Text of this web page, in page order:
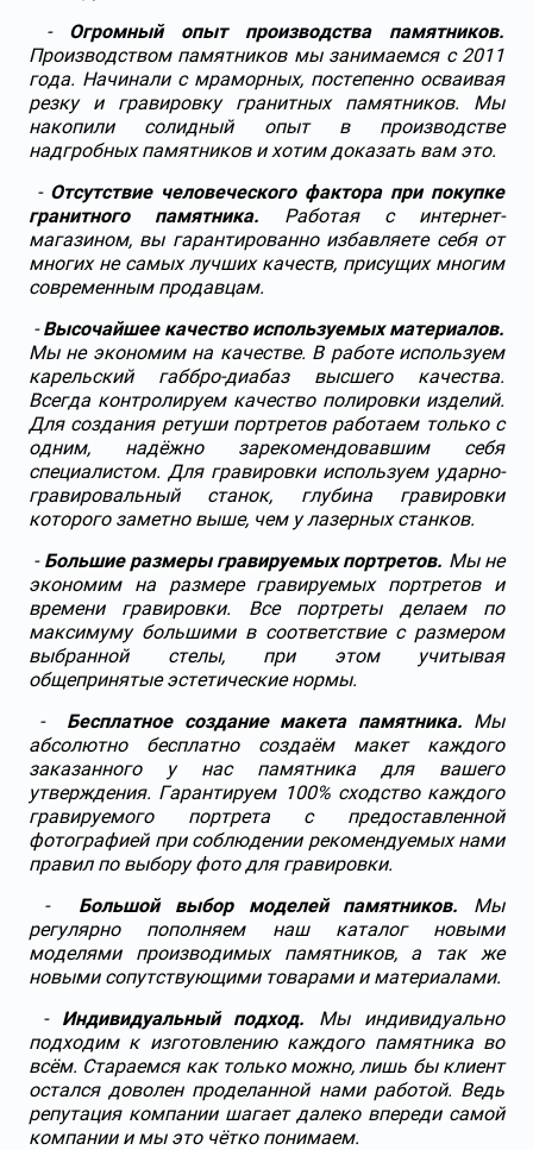
- Огромный опыт производства памятников.
Производством памятников мы занимаемся с 2011
года. Начинали с мраморных, постепенно осваивая
резку и гравировку гранитных памятников. Мы
накопили солидный опыт в производстве
надгробных памятников и хотим доказать вам это.
- Отсутствие человеческого фактора при покупке
гранитного памятника. Работая с интернет-
магазином, вы гарантированно избавляете себя от
многих не самых лучших качеств, присущих многим
современным продавцам.
-Высочайшее качество используемых материалов.
Мы не экономим на качестве. В работе используем
карельский габбро-диабаз высшего качества.
Всегда контролируем качество полировки изделий.
Для создания ретуши портретов работаем только с
одним, надёжно зарекомендовавшим себя
специалистом. Для гравировки используем ударно-
гравировальный станок, глубина гравировки
которого заметно выше, чем у лазерных станков.
- Большие размеры гравируемых портретов. Мы не
экономим на размере гравируемых портретов и
времени гравировки. Все портреты делаем по
максимуму большими в соответствие с размером
выбранной стелы, при этом учитывая
общепринятые эстетические нормы.
- Бесплатное создание макета памятника. Мы
абсолютно бесплатно создаём макет каждого
заказанного у нас памятника для вашего
утверждения. Гарантируем 100% сходство каждого
гравируемого портрета с предоставленной
фотографией при соблюдении рекомендуемых нами
правил по выбору фото для гравировки.
- Большой выбор моделей памятников. Мы
регулярно пополняем наш каталог новыми
моделями производимых памятников, а так же
новыми сопутствующими товарами и материалами.
- Индивидуальный подход. Мы индивидуально
подходим к изготовлению каждого памятника во
всём. Стараемся как только можно, лишь бы клиент
остался доволен проделанной нами работой. Ведь
репутация компании шагает далеко впереди самой
компании и мы это чётко понимаем.